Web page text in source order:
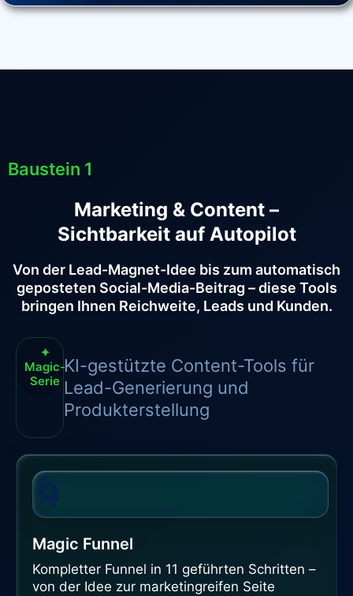
Baustein 1
Marketing & Content –
Sichtbarkeit auf Autopilot
Von der Lead-Magnet-Idee bis zum automatisch
geposteten Social-Media-Beitrag – diese Tools
bringen Ihnen Reichweite, Leads und Kunden.
✦
Magic-
Serie
KI-gestützte Content-Tools für
Lead-Generierung und
Produkterstellung
🌀
Magic Funnel
Kompletter Funnel in 11 geführten Schritten –
von der Idee zur marketingreifen Seite